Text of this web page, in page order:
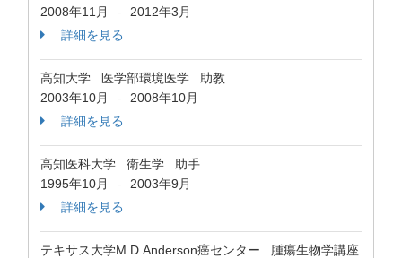
2008年11月
-
2012年3月
詳細を見る
高知大学 医学部環境医学 助教
2003年10月
-
2008年10月
詳細を見る
高知医科大学 衛生学 助手
1995年10月
-
2003年9月
詳細を見る
テキサス大学M.D.Anderson癌センター 腫瘍生物学講座